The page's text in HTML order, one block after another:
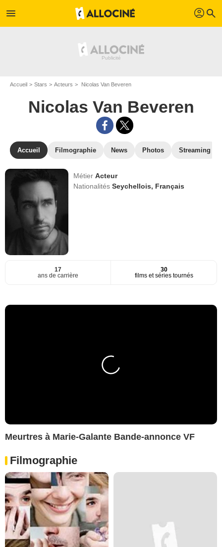
menu profil search
Accueil Stars Acteurs Nicolas Van Beveren
Nicolas Van Beveren
Accueil Filmographie News Photos Streaming
MétierActeur
NationalitésSeychellois, Français
17
ans de carrière
30
films et séries tournés
Meurtres à Marie-Galante Bande-annonce VF
Filmographie